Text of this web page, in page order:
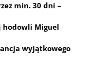
min. 30 dni –
hodowli Miguel
wyjątkowego